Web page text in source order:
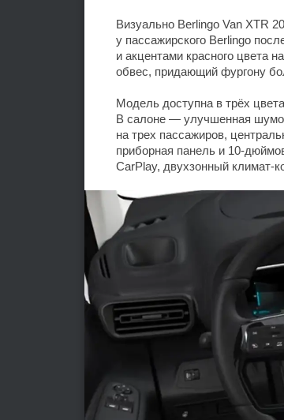
Визуально Berlingo Van XTR
у пассажирского Berlingo
и акцентами красного цвета
обвес, придающий фургону
Модель доступна в трёх
В салоне — улучшенная
на трех пассажиров,
приборная панель и 10-
CarPlay, двухзонный климат-